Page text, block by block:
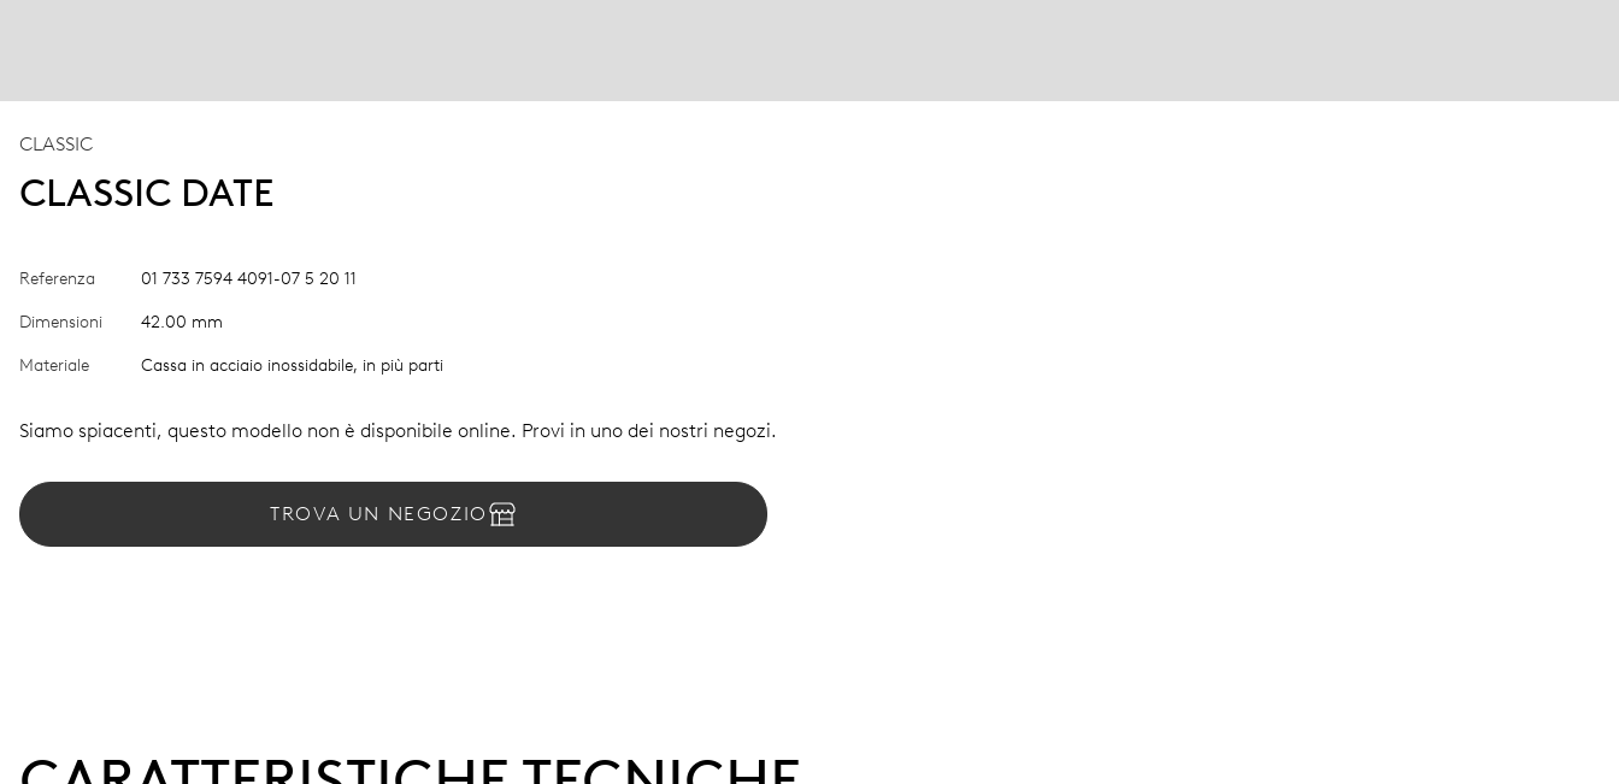
CLASSIC
CLASSIC DATE
Referenza 01 733 7594 4091-07 5 20 11
Dimensioni 42.00 mm
Materiale Cassa in acciaio inossidabile, in più parti
Siamo spiacenti, questo modello non è disponibile online. Provi in uno dei nostri negozi.
TROVA UN NEGOZIO